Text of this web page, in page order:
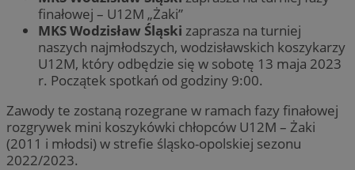
finałowej – U12M „Żaki”
MKS Wodzisław Śląski zaprasza na turniej
naszych najmłodszych, wodzisławskich koszykarzy
U12M, który odbędzie się w sobotę 13 maja 2023
r. Początek spotkań od godziny 9:00.
Zawody te zostaną rozegrane w ramach fazy finałowej
rozgrywek mini koszykówki chłopców U12M – Żaki
(2011 i młodsi) w strefie śląsko-opolskiej sezonu
2022/2023.